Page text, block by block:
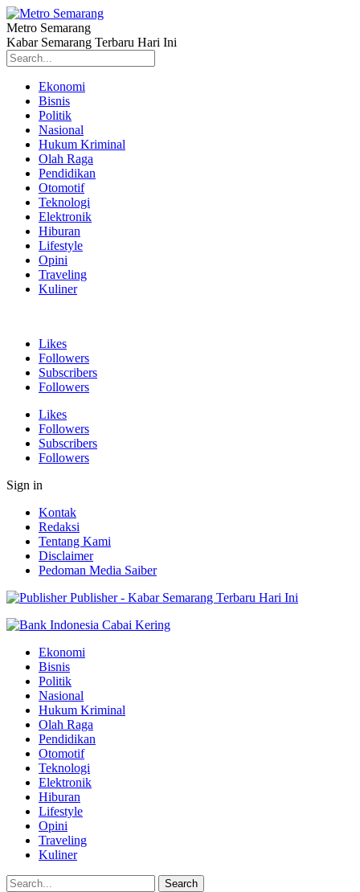
Metro Semarang
Kabar Semarang Terbaru Hari Ini
Ekonomi
Bisnis
Politik
Nasional
Hukum Kriminal
Olah Raga
Pendidikan
Otomotif
Teknologi
Elektronik
Hiburan
Lifestyle
Opini
Traveling
Kuliner
Likes
Followers
Subscribers
Followers
Likes
Followers
Subscribers
Followers
Sign in
Kontak
Redaksi
Tentang Kami
Disclaimer
Pedoman Media Saiber
Publisher - Kabar Semarang Terbaru Hari Ini
Ekonomi
Bisnis
Politik
Nasional
Hukum Kriminal
Olah Raga
Pendidikan
Otomotif
Teknologi
Elektronik
Hiburan
Lifestyle
Opini
Traveling
Kuliner